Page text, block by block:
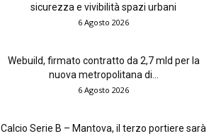
sicurezza e vivibilità spazi urbani
6 Agosto 2026
Webuild, firmato contratto da 2,7 mld per la
nuova metropolitana di...
6 Agosto 2026
Calcio Serie B – Mantova, il terzo portiere sarà